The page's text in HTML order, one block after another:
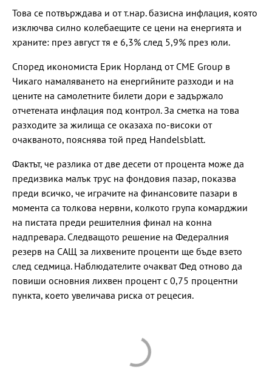
Това се потвърждава и от т.нар. базисна инфлация, която
изключва силно колебаещите се цени на енергията и
храните: през август тя е 6,3% след 5,9% през юли.
Според икономиста Ерик Норланд от CME Group в
Чикаго намаляването на енергийните разходи и на
цените на самолетните билети дори е задържало
отчетената инфлация под контрол. За сметка на това
разходите за жилища се оказаха по-високи от
очакваното, пояснява той пред Handelsblatt.
Фактът, че разлика от две десети от процента може да
предизвика малък трус на фондовия пазар, показва
преди всичко, че играчите на финансовите пазари в
момента са толкова нервни, колкото група комарджии
на пистата преди решителния финал на конна
надпревара. Следващото решение на Федералния
резерв на САЩ за лихвените проценти ще бъде взето
след седмица. Наблюдателите очакват Фед отново да
повиши основния лихвен процент с 0,75 процентни
пункта, което увеличава риска от рецесия.